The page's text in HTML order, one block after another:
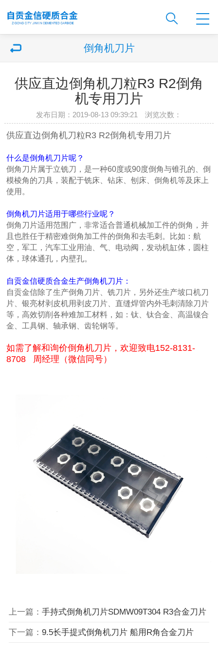
倒角机刀片
供应直边倒角机刀粒R3 R2倒角
机专用刀片
发布日期：2019-08-13 09:39:21 浏览次数：
供应直边倒角机刀粒R3 R2倒角机专用刀片
什么是倒角机刀片呢？
倒角刀片属于立铣刀，是一种60度或90度倒角与锥孔的、倒
模棱角的刀具，装配于铣床、钻床、刨床、倒角机等及床上
使用。
倒角机刀片适用于哪些行业呢？
倒角刀片适用范围广，非常适合普通机械加工件的倒角，并
且也胜任于精密难倒角加工件的倒角和去毛刺。比如：航
空，军工，汽车工业用油、气、电动阀，发动机缸体，圆柱
体，球体通孔，内壁孔。
自贡金信硬质合金生产倒角机刀片：
自贡金信除了生产倒角刀片、铣刀片，另外还生产坡口机刀
片、银亮材剥皮机用剥皮刀片、直缝焊管内外毛刺清除刀片
等，高效切削各种难加工材料，如：钛、钛合金、高温镍合
金、工具钢、轴承钢、齿轮钢等。
如需了解和询价倒角机刀片，欢迎致电152-8131-
8708 周经理（微信同号）
上一篇： 手持式倒角机刀片SDMW09T304 R3合金刀片
下一篇： 9.5长手提式倒角机刀片 船用R角合金刀片